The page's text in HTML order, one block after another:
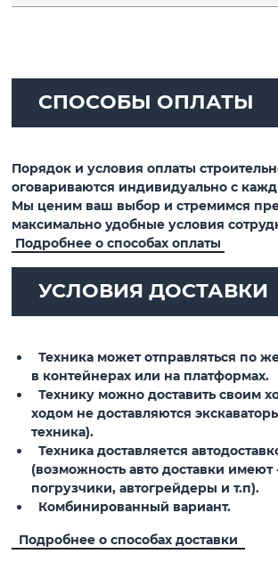
СПОСОБЫ ОПЛАТЫ
Порядок и условия оплаты
оговариваются индивидуально с
Мы ценим ваш выбор и стремимся
максимально удобные условия
Подробнее о способах оплаты
УСЛОВИЯ ДОСТАВКИ
Техника может отправляться по
в контейнерах или на платформах.
Технику можно доставить своим
ходом не доставляются
техника).
Техника доставляется
(возможность авто доставки
погрузчики, автогрейдеры и т.п).
Комбинированный вариант.
Подробнее о способах доставки